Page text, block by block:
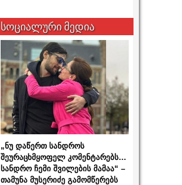
სოციალური მედია
„ნუ დაწერთ სანდროს
შეურაცხმყოფელ კომენტარებს…
სანდრო ჩემი შვილების მამაა“ –
თამუნა მუსერიძე გამომწერებს